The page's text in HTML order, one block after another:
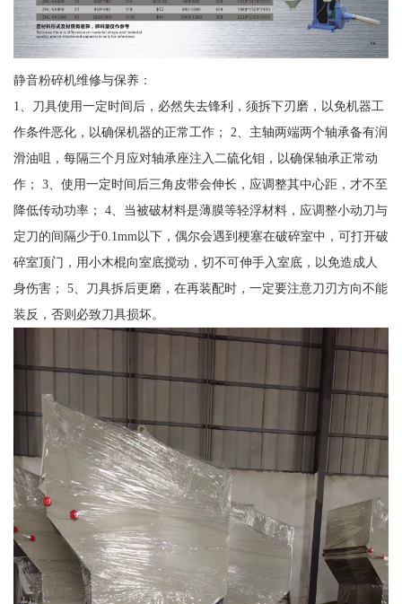
静音粉碎机维修与保养：
1、刀具使用一定时间后，必然失去锋利，须拆下刃磨，以免机器工
作条件恶化，以确保机器的正常工作； 2、主轴两端两个轴承备有润
滑油咀，每隔三个月应对轴承座注入二硫化钼，以确保轴承正常动
作； 3、使用一定时间后三角皮带会伸长，应调整其中心距，才不至
降低传动功率； 4、当被破材料是薄膜等轻浮材料，应调整小动刀与
定刀的间隔少于0.1mm以下，偶尔会遇到梗塞在破碎室中，可打开破
碎室顶门，用小木棍向室底搅动，切不可伸手入室底，以免造成人
身伤害； 5、刀具拆后更磨，在再装配时，一定要注意刀刃方向不能
装反，否则必致刀具损坏。